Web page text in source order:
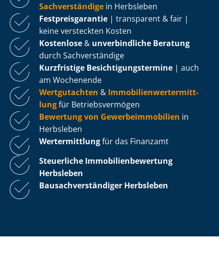
Sachverständige in Herbsleben
Fest­preis­ga­ran­tie | transparent & fair |
keine versteckten Kosten
Kostenlose & unverbindliche Beratung
durch Sachverständige
Kurzfristige Be­sich­ti­gungs­ter­mi­ne | auch
am Wochenende
Wertgutachten & Im­mo­bi­li­en­wert­ermitt­
lungfür Be­triebs­ver­mö­gen
Bewertung von Ge­wer­be­im­mo­bi­li­en in
Herbsleben
Wertermittlungfür das Finanzamt
Steuerliche Im­mo­bi­li­en­be­wer­tung
Herbsleben
Bau­sach­ver­stän­di­ger Herbsleben